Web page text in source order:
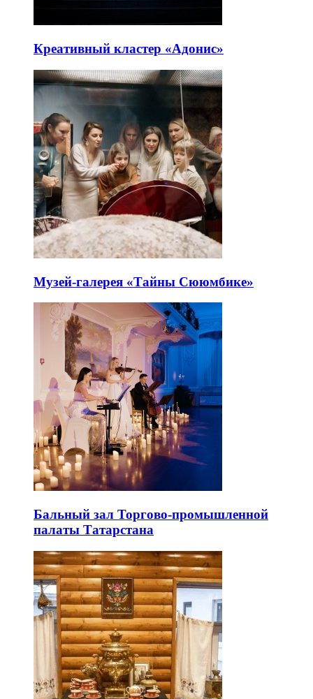
Креативный кластер «Адонис»
Музей-галерея «Тайны Сююмбике»
Бальный зал Торгово-промышленной
палаты Татарстана